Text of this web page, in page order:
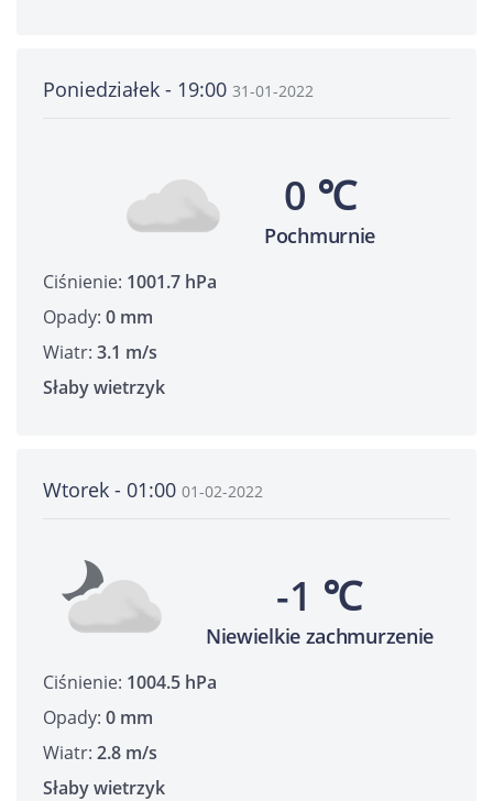
Poniedziałek - 19:00 31-01-2022
0 ℃
Pochmurnie
Ciśnienie: 1001.7 hPa
Opady: 0 mm
Wiatr: 3.1 m/s
Słaby wietrzyk
Wtorek - 01:00 01-02-2022
-1 ℃
Niewielkie zachmurzenie
Ciśnienie: 1004.5 hPa
Opady: 0 mm
Wiatr: 2.8 m/s
Słaby wietrzyk